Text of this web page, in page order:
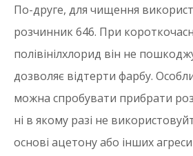
По-друге, для чищення
розчинник 646. При
полівінілхлорид він не
дозволяє відтерти фарбу.
можна спробувати прибрати
ні в якому разі не
основі ацетону або інших